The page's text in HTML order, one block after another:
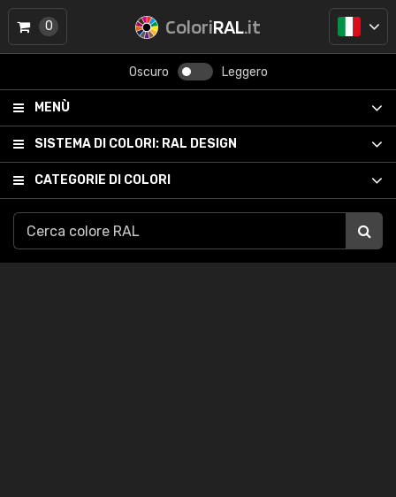
ColoriRAL.it
Oscuro Leggero
MENÙ
SISTEMA DI COLORI: RAL DESIGN
CATEGORIE DI COLORI
0